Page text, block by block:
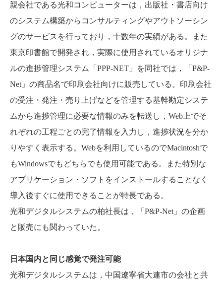
親会社である光和コンピューターは，出版社・書店向け
のシステム構築からコンサルティングやアウトソーシン
グのサービスを行っており，十数年の実績がある。また
東京印書館で開発され，実際に使用されているオリジナ
ルの進捗管理システム「PPP-NET」を同社では，「P&P-
Net」の商品名で印刷会社向けに販売している。印刷会社
の受注・発注・売り上げなどを管理する基幹勘定システ
ムから進捗管理に必要な情報のみを転送し，Web上でそ
れぞれの工程ごとの完了情報を入力し，進捗状況を分か
りやすく表示する。Webを利用しているのでMacintoshで
もWindowsでもどちらでも使用可能である。また特別な
アプリケーション・ソフトをインストールすることなく
導入後すぐに使用できることが特長である。
光和デジタルシステムの柏社長は，「P&P-Net」の企画
と販売にも関わっていた。
日本国内と同じ感覚で発注可能
光和デジタルシステムは，中国遼寧省大連市の会社と共